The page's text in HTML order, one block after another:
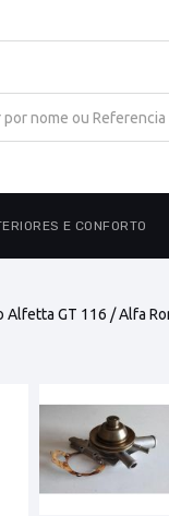
E CONFORTO
Alfetta GT 116 / Alfa